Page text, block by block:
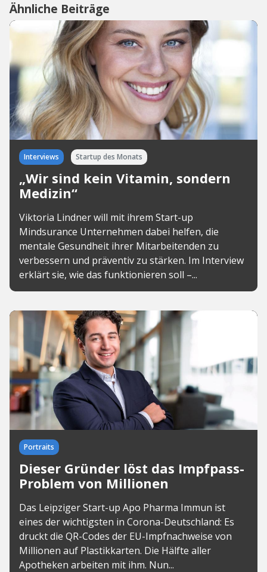
Ähnliche Beiträge
Interviews Startup des Monats
„Wir sind kein Vitamin, sondern
Medizin“
Viktoria Lindner will mit ihrem Start-up
Mindsurance Unternehmen dabei helfen, die
mentale Gesundheit ihrer Mitarbeitenden zu
verbessern und präventiv zu stärken. Im Interview
erklärt sie, wie das funktionieren soll –...
Portraits
Dieser Gründer löst das Impfpass-
Problem von Millionen
Das Leipziger Start-up Apo Pharma Immun ist
eines der wichtigsten in Corona-Deutschland: Es
druckt die QR-Codes der EU-Impfnachweise von
Millionen auf Plastikkarten. Die Hälfte aller
Apotheken arbeiten mit ihm. Nun...